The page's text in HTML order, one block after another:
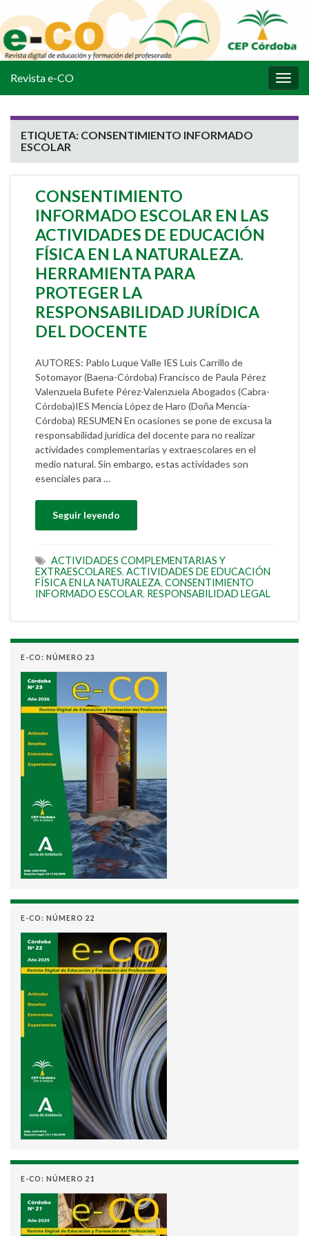
la
Revista e-CO
ETIQUETA: CONSENTIMIENTO INFORMADO
ESCOLAR
CONSENTIMIENTO
INFORMADO ESCOLAR EN LAS
ACTIVIDADES DE EDUCACIÓN
FÍSICA EN LA NATURALEZA.
HERRAMIENTA PARA
PROTEGER LA
RESPONSABILIDAD JURÍDICA
DEL DOCENTE
AUTORES: Pablo Luque Valle IES Luis Carrillo de
Sotomayor (Baena-Córdoba) Francisco de Paula Pérez
Valenzuela Bufete Pérez-Valenzuela Abogados (Cabra-
Córdoba)IES Mencía López de Haro (Doña Mencía-
Córdoba) RESUMEN En ocasiones se pone de excusa la
responsabilidad jurídica del docente para no realizar
actividades complementarias y extraescolares en el
medio natural. Sin embargo, estas actividades son
esenciales para …
Seguir leyendo
ACTIVIDADES COMPLEMENTARIAS Y
EXTRAESCOLARES, ACTIVIDADES DE EDUCACIÓN
FÍSICA EN LA NATURALEZA, CONSENTIMIENTO
INFORMADO ESCOLAR, RESPONSABILIDAD LEGAL
E-CO: NÚMERO 23
E-CO: NÚMERO 22
E-CO: NÚMERO 21